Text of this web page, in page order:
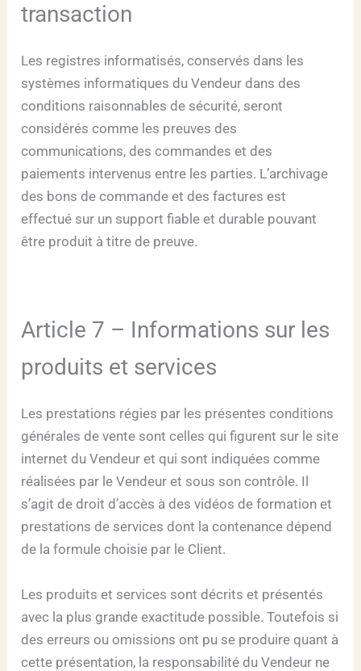
transaction
Les registres informatisés, conservés dans les
systèmes informatiques du Vendeur dans des
conditions raisonnables de sécurité, seront
considérés comme les preuves des
communications, des commandes et des
paiements intervenus entre les parties. L’archivage
des bons de commande et des factures est
effectué sur un support fiable et durable pouvant
être produit à titre de preuve.
Article 7 – Informations sur les
produits et services
Les prestations régies par les présentes conditions
générales de vente sont celles qui figurent sur le site
internet du Vendeur et qui sont indiquées comme
réalisées par le Vendeur et sous son contrôle. Il
s’agit de droit d’accès à des vidéos de formation et
prestations de services dont la contenance dépend
de la formule choisie par le Client.
Les produits et services sont décrits et présentés
avec la plus grande exactitude possible. Toutefois si
des erreurs ou omissions ont pu se produire quant à
cette présentation, la responsabilité du Vendeur ne